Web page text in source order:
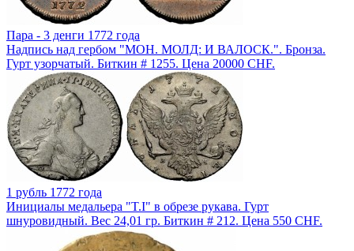
Пара - 3 денги 1772 года
Надпись над гербом "МОН. МОЛД: И ВАЛОСК.". Бронза.
Гурт узорчатый. Биткин # 1255. Цена 20000 CHF.
1 рубль 1772 года
Инициалы медальера "T.I" в обрезе рукава. Гурт
шнуровидный. Вес 24,01 гр. Биткин # 212. Цена 550 CHF.